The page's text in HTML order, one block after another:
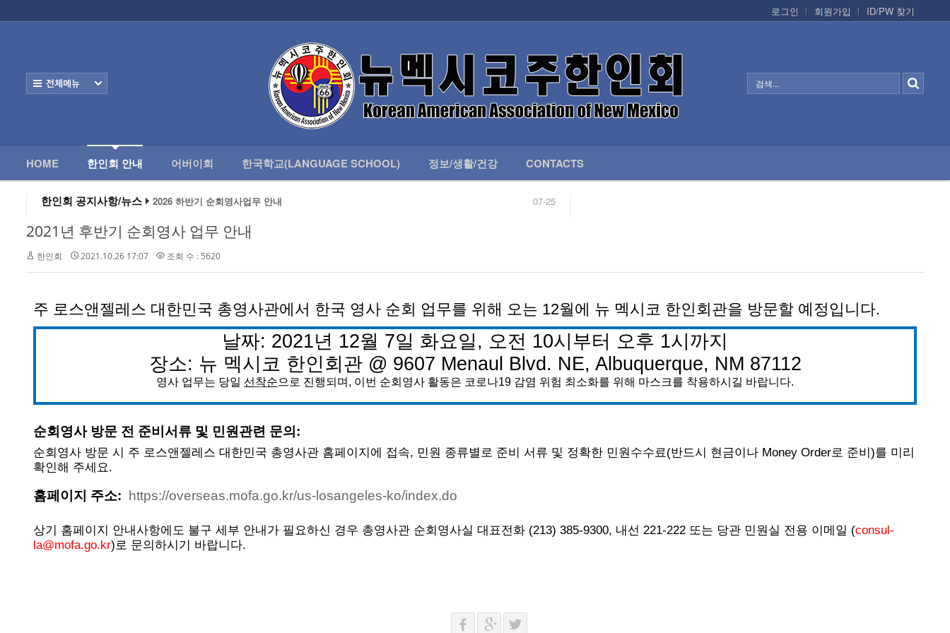
로그인
회원가입 ID/PW 찾기
HOME 한인회 안내 어버이회 한국학교(LANGUAGE SCHOOL) 정보/생활/건강 CONTACTS
한인회 공지사항/뉴스 07-25
2026 하반기 순회영사업무 안내
왕과 사는 남자 앨버커키에서 영화 상영합니다.
알버커키 감리교회 부흥회 조영진 목사님
2026년 3월 10일 상반기 순회 영사업무 안내
2026 하반기 순회영사업무 안내
2021년 후반기 순회영사 업무 안내
한인회 2021.10.26 17:07 조회 수 : 5620
주 로스앤젤레스 대한민국 총영사관에서 한국 영사 순회 업무를 위해 오는 12월에 뉴 멕시코 한인회관을 방문할 예정입니다.
날짜: 2021년 12월 7일 화요일 , 오전 10시부터 오후 1시까지
장소: 뉴 멕시코 한인회관 @ 9607 Menaul Blvd. NE, Albuquerque, NM 87112
영사 업무는 당일 선착순으로 진행되며 , 이번 순회영사 활동은 코로나19 감염 위험 최소화를 위해 마스크를 착용하시길 바랍니다.
순회영사 방문 전 준비서류 및 민원관련 문의 :
순회영사 방문 시 주 로스앤젤레스 대한민국 총영사관 홈페이지에 접속, 민원 종류별로 준비 서류 및 정확한 민원수수료(반드시 현금이나 Money Order로 준비)를 미리
확인해 주세요.
홈페이지 주소: https://overseas.mofa.go.kr/us-losangeles-ko/index.do
상기 홈페이지 안내사항에도 불구 세부 안내가 필요하신 경우 총영사관 순회영사실 대표전화 (213) 385-9300, 내선 221-222 또는 당관 민원실 전용 이메일 (consul-
la@mofa.go.kr) 로 문의하시기 바랍니다.
한인회 안내
- 한인회 연혁
- 한인회소식/공지사항
- Event Photos
정보/생활/건강
Contacts